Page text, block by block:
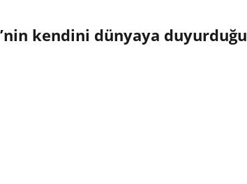
kendini dünyaya duyurduğu